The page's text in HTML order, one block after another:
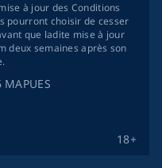
MAPUES
18+
à jour des Conditions
pourront choisir de cesser
que ladite mise à jour
deux semaines après son